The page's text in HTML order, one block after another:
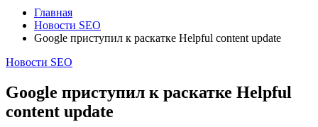
Главная
Новости SEO
Google приступил к раскатке Helpful content update
Новости SEO
Google приступил к раскатке Helpful
content update